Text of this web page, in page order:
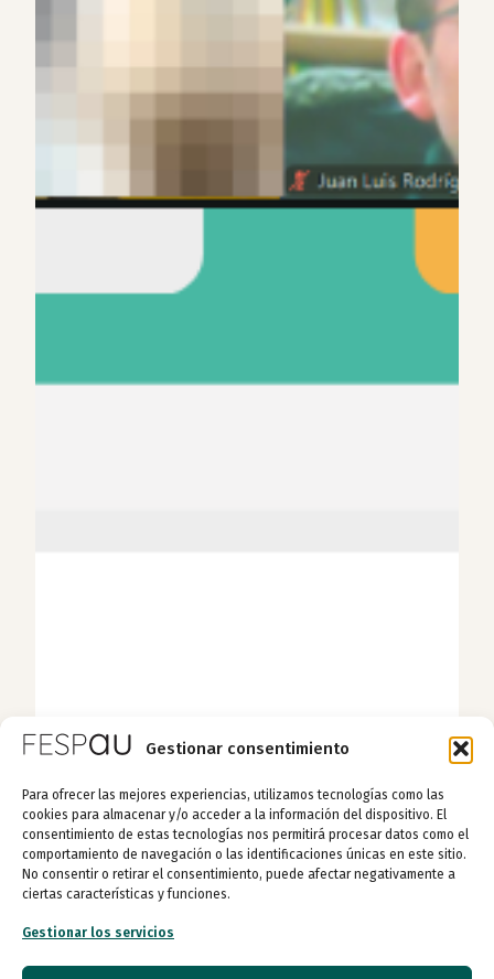
Gestionar consentimiento
Para ofrecer las mejores experiencias, utilizamos tecnologías como las
cookies para almacenar y/o acceder a la información del dispositivo. El
consentimiento de estas tecnologías nos permitirá procesar datos como el
comportamiento de navegación o las identificaciones únicas en este sitio.
No consentir o retirar el consentimiento, puede afectar negativamente a
ciertas características y funciones.
Gestionar los servicios